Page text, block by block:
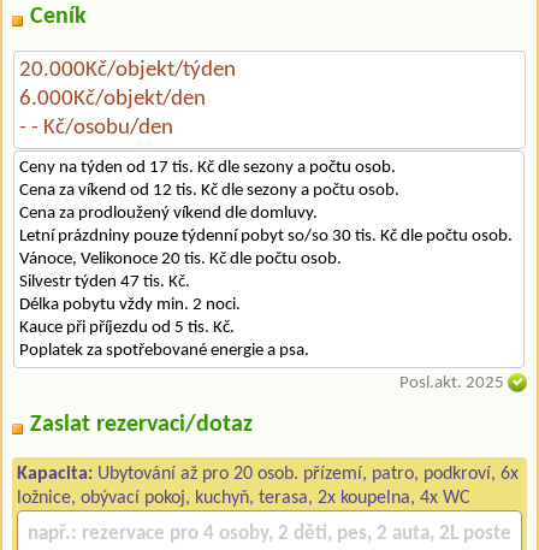
Ceník
20.000Kč/objekt/týden
6.000Kč/objekt/den
- - Kč/osobu/den
Ceny na týden od 17 tis. Kč dle sezony a počtu osob.
Cena za víkend od 12 tis. Kč dle sezony a počtu osob.
Cena za prodloužený víkend dle domluvy.
Letní prázdniny pouze týdenní pobyt so/so 30 tis. Kč dle počtu osob.
Vánoce, Velikonoce 20 tis. Kč dle počtu osob.
Silvestr týden 47 tis. Kč.
Délka pobytu vždy min. 2 noci.
Kauce při příjezdu od 5 tis. Kč.
Poplatek za spotřebované energie a psa.
Posl.akt. 2025
Zaslat rezervaci/dotaz
Kapacita: Ubytování až pro 20 osob. přízemí, patro, podkroví, 6x
ložnice, obývací pokoj, kuchyň, terasa, 2x koupelna, 4x WC